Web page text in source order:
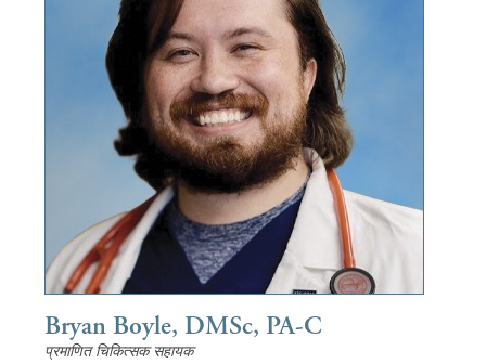
Bryan Boyle, DMSc, PA-C
प्रमाणित चिकित्सक सहायक